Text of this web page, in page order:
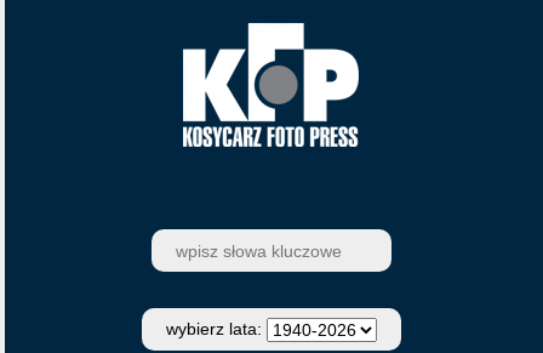
wybierz lata: